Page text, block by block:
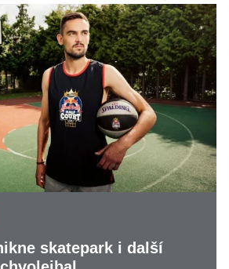
skatepark i další